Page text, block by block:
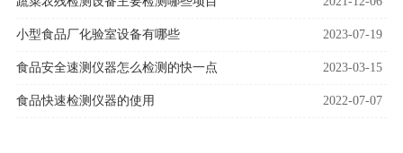
小型食品厂化验室设备有哪些 2023-07-19
食品安全速测仪器怎么检测的快一点 2023-03-15
食品快速检测仪器的使用 2022-07-07